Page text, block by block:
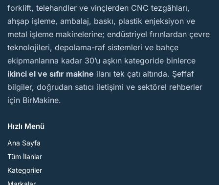
forklift, telehandler ve vinçlerden CNC tezgâhları,
ahşap işleme, ambalaj, baskı, plastik enjeksiyon ve
metal işleme makinelerine; endüstriyel fırınlardan çevre
teknolojileri, depolama-raf sistemleri ve bahçe
ekipmanlarına kadar 30’u aşkın kategoride binlerce
ikinci el ve sıfır makine ilanı tek çatı altında. Şeffaf
bilgiler, doğrudan satıcı iletişimi ve sektörel rehberler
için BirMakine.
Hızlı Menü
Ana Sayfa
Tüm İlanlar
Kategoriler